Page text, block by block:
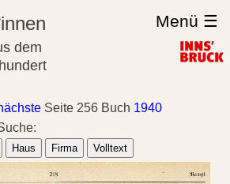
dem
Menü ☰
Seite 256 Buch 1940
Haus Firma Volltext